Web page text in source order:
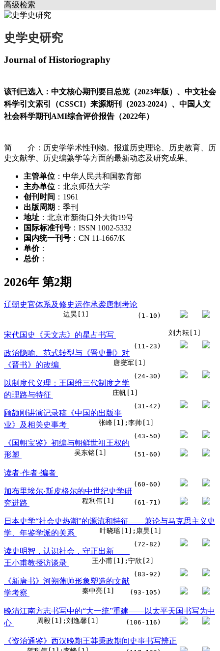
高级检索
史学史研究
Journal of Historiography
该刊已选入：中文核心期刊要目总览（2023年版）、中文社会
科学引文索引（CSSCI）来源期刊（2023-2024）、中国人文
社会科学期刊AMI综合评价报告（2022年）
简 介：历史学学术性刊物。报道历史理论、历史教育、历
史文献学、历史编纂学等方面的最新动态及研究成果。
主管单位 ：中华人民共和国教育部
主办单位 ：北京师范大学
创刊时间 ：1961
出版周期 ：季刊
地址 ：北京市新街口外大街19号
国际标准刊号 ：ISSN 1002-5332
国内统一刊号 ：CN 11-1667/K
单价：
总价：
2026年 第2期
辽朝史官体系及修史运作承袭唐制考论
边昊[1] (1-10)
宋代国史《天文志》的星占书写 刘力耘[1]
(11-23)
政治隐喻、范式转型与《晋史删》对
《晋书》的改编
唐燮军[1]
(24-30)
以制度代义理：王国维三代制度之学
的理路与特征
庄帆[1]
(31-42)
顾颉刚讲演记录稿《中国的出版事
业》及相关史事考
张峰[1];李帅[1]
(43-50)
《国朝宝鉴》初编与朝鲜世祖王权的
形塑
吴东铭[1] (51-60)
读者·作者·编者
(60-60)
加布里埃尔·斯皮格尔的中世纪史学研
究进路
程利伟[1] (61-71)
日本史学“社会史热潮”的源流和特征——兼论与马克思主义史
学、年鉴学派的关系
叶晓瑶[1];康昊[1]
(72-82)
读史明智，认识社会，守正出新——
王小甫教授访谈录
王小甫[1];宁欣[2]
(83-92)
《新唐书》河朔藩帅形象塑造的文献
学考察
秦中亮[1] (93-105)
晚清江南方志书写中的“大一统”重建——以太平天国书写为中
心
周毅[1];刘逸馨[1] (106-116)
《资治通鉴》西汉晚期王莽秉政期间史事书写辨正